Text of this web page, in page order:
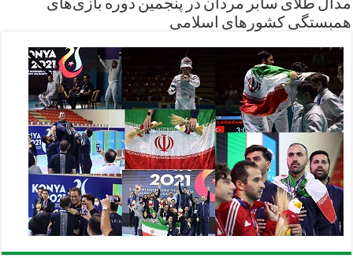
مدال طلای سابر مردان در پنجمین دوره بازی‌های
همبستگی کشورهای اسلامی